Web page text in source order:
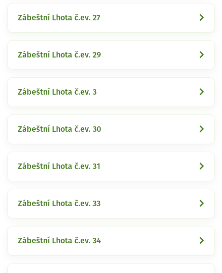
Zábeštní Lhota č.ev. 27
Zábeštní Lhota č.ev. 29
Zábeštní Lhota č.ev. 3
Zábeštní Lhota č.ev. 30
Zábeštní Lhota č.ev. 31
Zábeštní Lhota č.ev. 33
Zábeštní Lhota č.ev. 34